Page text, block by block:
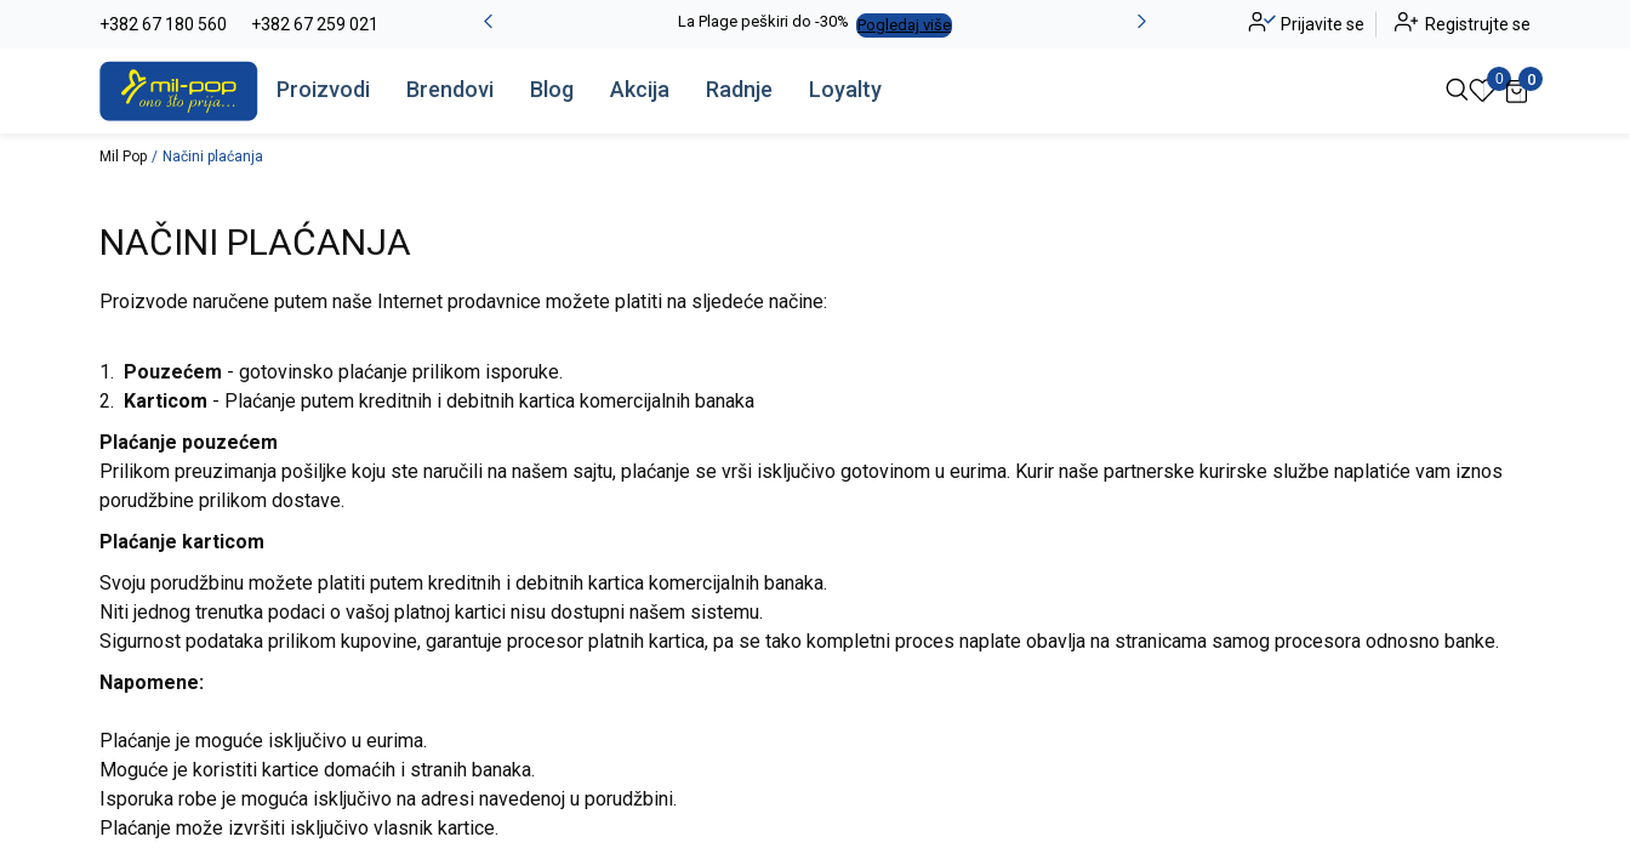
+382 67 180 560 +382 67 259 021
-20% na kompletan asortiman Pogledaj više La Plage peškiri do -30% Pogledaj više Alma Ras do -50% Pogledaj više
Prijavite se Registrujte se
Proizvodi Brendovi Blog Akcija Radnje Loyalty 0 0
Mil Pop Načini plaćanja
NAČINI PLAĆANJA
Proizvode naručene putem naše Internet prodavnice možete platiti na sljedeće načine:
1. Pouzećem - gotovinsko plaćanje prilikom isporuke.
2. Karticom - Plaćanje putem kreditnih i debitnih kartica komercijalnih banaka
Plaćanje pouzećem
Prilikom preuzimanja pošiljke koju ste naručili na našem sajtu, plaćanje se vrši isključivo gotovinom u eurima. Kurir naše partnerske kurirske službe naplatiće vam iznos
porudžbine prilikom dostave.
Plaćanje karticom
Svoju porudžbinu možete platiti putem kreditnih i debitnih kartica komercijalnih banaka.
Niti jednog trenutka podaci o vašoj platnoj kartici nisu dostupni našem sistemu.
Sigurnost podataka prilikom kupovine, garantuje procesor platnih kartica, pa se tako kompletni proces naplate obavlja na stranicama samog procesora odnosno banke.
Napomene:
Plaćanje je moguće isključivo u eurima.
Moguće je koristiti kartice domaćih i stranih banaka.
Isporuka robe je moguća isključivo na adresi navedenoj u porudžbini.
Plaćanje može izvršiti isključivo vlasnik kartice.